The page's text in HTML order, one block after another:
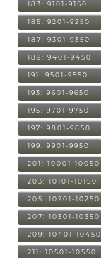
183: 9101-9150
185: 9201-9250
187: 9301-9350
189: 9401-9450
191: 9501-9550
193: 9601-9650
195: 9701-9750
197: 9801-9850
199: 9901-9950
201: 10001-10050
203: 10101-10150
205: 10201-10250
207: 10301-10350
209: 10401-10450
211: 10501-10550